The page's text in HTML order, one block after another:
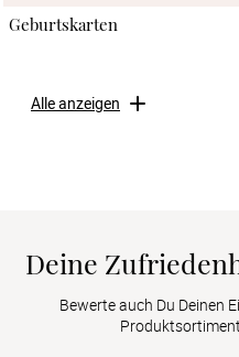
Geburtskarten
Alle anzeigen
Deine
Bewerte auch Du Deinen